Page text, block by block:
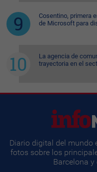
Cosentino, primera
de Microsoft para
La agencia de
trayectoria en el
Diario digital del mundo
fotos sobre los
Barcelona y